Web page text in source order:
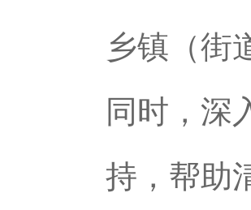
乡镇（街
同时，深
持，帮助